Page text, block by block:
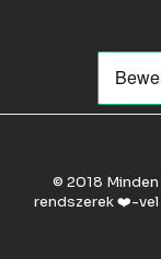
© 2018
rendszerek ❤️-vel